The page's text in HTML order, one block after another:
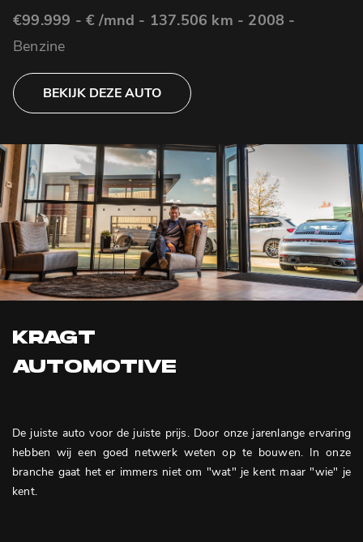
€99.999 - € /mnd - 137.506 km - 2008 -
Benzine
BEKIJK DEZE AUTO
KRAGT
AUTOMOTIVE
De juiste auto voor de juiste prijs. Door onze jarenlange ervaring
hebben wij een goed netwerk weten op te bouwen. In onze
branche gaat het er immers niet om "wat" je kent maar "wie" je
kent.